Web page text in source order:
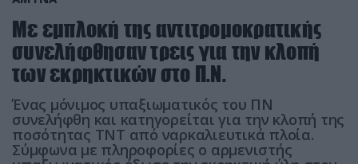
Με εμπλοκή της αντιτρομοκρατικής
συνελήφθησαν τρεις για την κλοπή
των εκρηκτικών στο Π.Ν.
Ένας μόνιμος υπαξιωματικός του ΠΝ
συνελήφθη και κατηγορείται για την κλοπή της
ποσότητας ΤΝΤ από ναρκαλιευτικά πλοία.
Σύμφωνα με πληροφορίες ο αρμενιστής